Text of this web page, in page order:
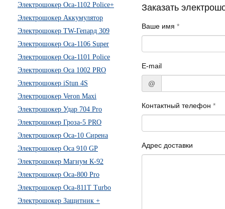
Электрошокер Оса-1102 Police+
Электрошокер Аккумулятор
Электрошокер TW-Гепард 309
Электрошокер Оса-1106 Super
Электрошокер Оса-1101 Police
Электрошокер Оса 1002 PRO
Электрошокер iStun 4S
Электрошокер Veron Maxi
Электрошокер Удар 704 Pro
Электрошокер Гроза-5 PRO
Электрошокер Оса-10 Сирена
Электрошокер Оса 910 GP
Электрошокер Магнум К-92
Электрошокер Оса-800 Pro
Электрошокер Оса-811Т Turbo
Электрошокер Защитник +
Заказать
Ваше имя *
E-mail
@
Контактный телефон *
Адрес доставки